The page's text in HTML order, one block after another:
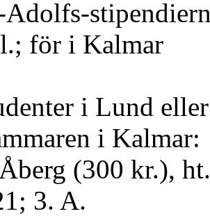
för i Kalmar
i Lund
i Kalmar:
(300 kr.),
3. A.